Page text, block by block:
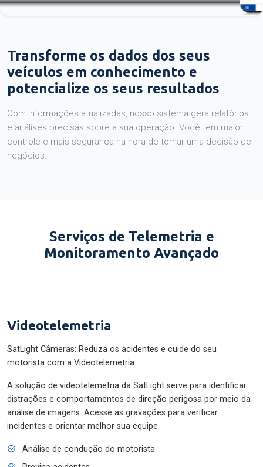
Transforme os dados dos seus
veículos em conhecimento e
potencialize os seus resultados
Com informações atualizadas, nosso sistema gera relatórios
e análises precisas sobre a sua operação. Você tem maior
controle e mais segurança na hora de tomar uma decisão de
negócios.
Serviços de Telemetria e
Monitoramento Avançado
Videotelemetria
SatLight Câmeras: Reduza os acidentes e cuide do seu
motorista com a Videotelemetria.
A solução de videotelemetria da SatLight serve para identificar
distrações e comportamentos de direção perigosa por meio da
análise de imagens. Acesse as gravações para verificar
incidentes e orientar melhor sua equipe.
Análise de condução do motorista